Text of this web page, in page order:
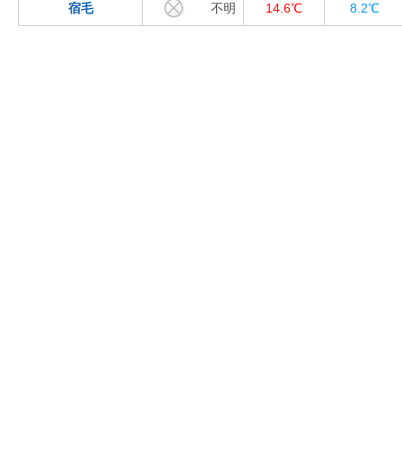
宿毛 不明 14.6℃ 8.2℃